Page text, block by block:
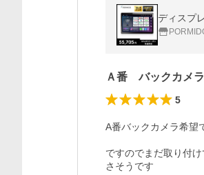
Ａ番 バックカメ
5
A番バックカメラ希望
ですのでまだ取り付
さそうです